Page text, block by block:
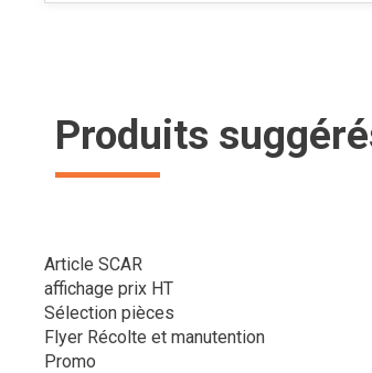
Produits
Article SCAR
affichage prix HT
Sélection pièces
Flyer Récolte et manutention
Promo